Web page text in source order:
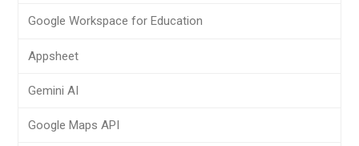
Google Workspace for Education
Appsheet
Gemini AI
Google Maps API